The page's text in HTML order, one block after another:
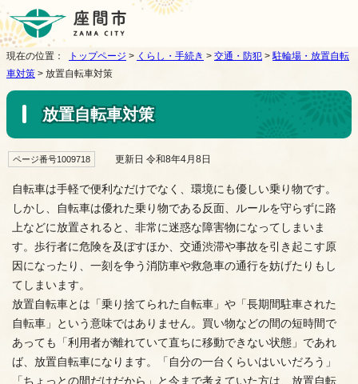
現在の位置： トップページ > くらし・手続き > 交通・防犯 >駐輪場・放置自転
車対策 > 放置自転車対策
放置自転車対策
ページ番号1009718 更新日 令和8年4月8日
自転車は手軽で便利なだけでなく、環境にも優しい乗り物です。
しかし、自転車は優れた乗り物である反面、ルールを守らずに路
上などに放置されると、非常に迷惑な障害物になってしまいま
す。歩行者に危険を及ぼすほか、交通渋滞や事故を引き起こす原
因になったり、一刻を争う消防車や救急車の通行を妨げたりもし
てしまいます。
放置自転車とは「乗り捨てられた自転車」や「長期間駐車された
自転車」という意味ではありません。買い物などの間の短時間で
あっても「利用者が離れていて直ちに移動できない状態」であれ
ば、放置自転車になります。「自分の一台くらいはいいだろう」
「ちょっとの間だけだから」と今まで考えていた方は、放置自転